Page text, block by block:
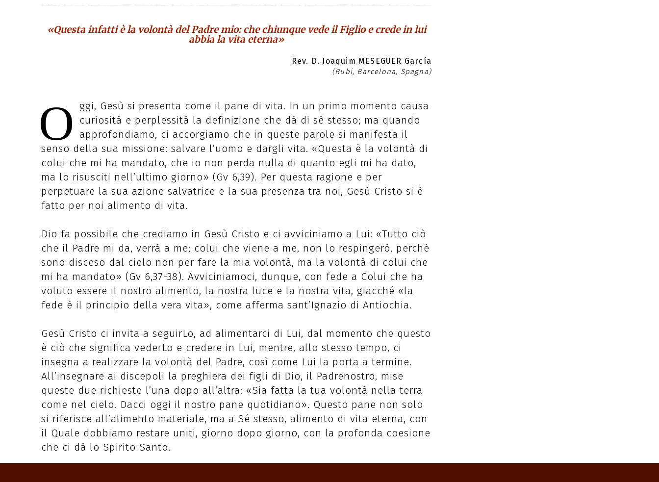
«Questa infatti è la volontà del Padre mio: che chiunque vede il Figlio e crede in lui
abbia la vita eterna»
Rev. D. Joaquim MESEGUER García
(Rubí, Barcelona, Spagna)
O ggi, Gesù si presenta come il pane di vita. In un primo momento causa
curiosità e perplessità la definizione che dà di sé stesso; ma quando
approfondiamo, ci accorgiamo che in queste parole si manifesta il
senso della sua missione: salvare l’uomo e dargli vita. «Questa è la volontà di
colui che mi ha mandato, che io non perda nulla di quanto egli mi ha dato,
ma lo risusciti nell’ultimo giorno» (Gv 6,39). Per questa ragione e per
perpetuare la sua azione salvatrice e la sua presenza tra noi, Gesù Cristo si è
fatto per noi alimento di vita.
Dio fa possibile che crediamo in Gesù Cristo e ci avviciniamo a Lui: «Tutto ciò
che il Padre mi da, verrà a me; colui che viene a me, non lo respingerò, perché
sono disceso dal cielo non per fare la mia volontà, ma la volontà di colui che
mi ha mandato» (Gv 6,37-38). Avviciniamoci, dunque, con fede a Colui che ha
voluto essere il nostro alimento, la nostra luce e la nostra vita, giacché «la
fede è il principio della vera vita», come afferma sant’Ignazio di Antiochia.
Gesù Cristo ci invita a seguirLo, ad alimentarci di Lui, dal momento che questo
è ciò che significa vederLo e credere in Lui, mentre, allo stesso tempo, ci
insegna a realizzare la volontà del Padre, così come Lui la porta a termine.
All’insegnare ai discepoli la preghiera dei figli di Dio, il Padrenostro, mise
queste due richieste l’una dopo all’altra: «Sia fatta la tua volontà nella terra
come nel cielo. Dacci oggi il nostro pane quotidiano». Questo pane non solo
si riferisce all’alimento materiale, ma a Sé stesso, alimento di vita eterna, con
il Quale dobbiamo restare uniti, giorno dopo giorno, con la profonda coesione
che ci dà lo Spirito Santo.